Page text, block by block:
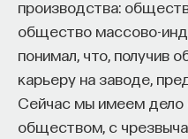
производства:
общество массово-
понимал, что, получив
карьеру на заводе,
Сейчас мы имеем дело
обществом, с